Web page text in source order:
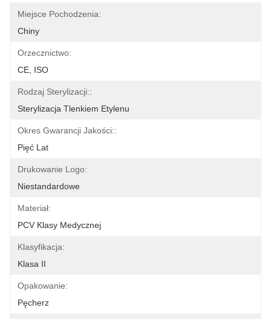
Miejsce Pochodzenia:
Chiny
Orzecznictwo:
CE, ISO
Rodzaj Sterylizacji::
Sterylizacja Tlenkiem Etylenu
Okres Gwarancji Jakości::
Pięć Lat
Drukowanie Logo:
Niestandardowe
Materiał:
PCV Klasy Medycznej
Klasyfikacja:
Klasa II
Opakowanie:
Pęcherz